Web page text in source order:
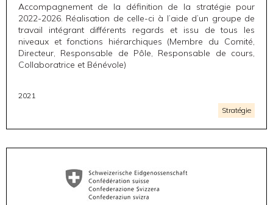
Accompagnement de la définition de la stratégie pour
2022-2026. Réalisation de celle-ci à l’aide d’un groupe de
travail intégrant différents regards et issu de tous les
niveaux et fonctions hiérarchiques (Membre du Comité,
Directeur, Responsable de Pôle, Responsable de cours,
Collaboratrice et Bénévole)
2021
Stratégie